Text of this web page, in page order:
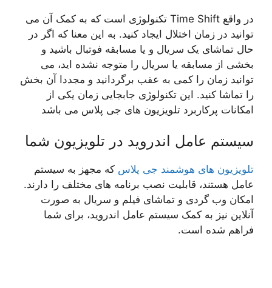
در واقع Time Shift تکنولوژی است که به کمک آن می
توانید در زمان اختلال ایجاد کنید. به این معنا که اگر در
حال تماشای یک سریال و یا مسابقه فوتبال باشید و
بخشی از مسابقه یا سریال را متوجه نشده اید، می
توانید زمان را کمی به عقب برگردانید و مجددا آن بخش
را تماشا کنید. این تکنولوژی جابجایی زمان یکی از
امکانات پرکاربرد تلویزیون های جی پلاس می باشد
سیستم عامل اندروید در تلویزیون شما
تلویزیون های هوشمند جی پلاس که مجهز به سیستم
عامل هستند، قابلیت نصب برنامه های مختلف را دارند.
امکان وب گردی و تماشای فیلم و سریال به صورت
آنلاین نیز به کمک سیستم عامل اندروید، برای شما
فراهم شده است.